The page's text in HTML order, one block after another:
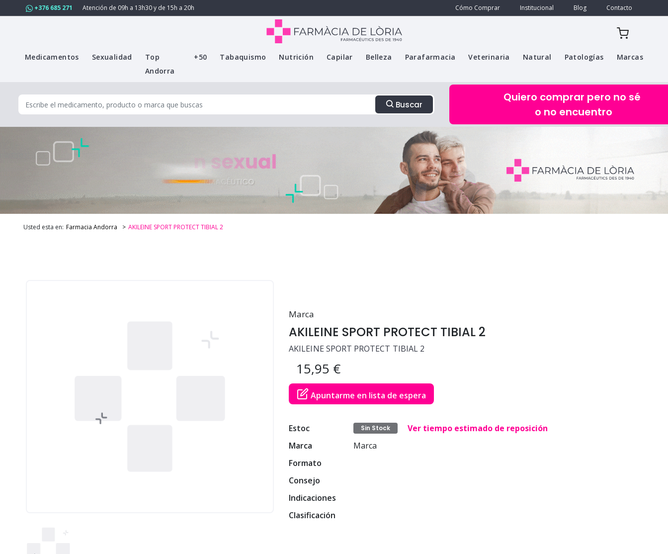
+376 685 271 Atención de 09h a 13h30 y de 15h a 20h Cómo Comprar Institucional Blog Contacto
Medicamentos Sexualidad
Top
Andorra
+50 Tabaquismo Nutrición Capilar Belleza Parafarmacia Veterinaria Natural Patologías Marcas
Buscar
Quiero comprar pero no sé
o no encuentro
Usted esta en: Farmacia Andorra AKILEINE SPORT PROTECT TIBIAL 2
Marca
AKILEINE SPORT PROTECT TIBIAL 2
AKILEINE SPORT PROTECT TIBIAL 2
15,95 €
Apuntarme en lista de espera
Estoc Sin Stock
Ver tiempo estimado de reposición
Marca
Marca
Formato
Consejo
Indicaciones
Clasificación